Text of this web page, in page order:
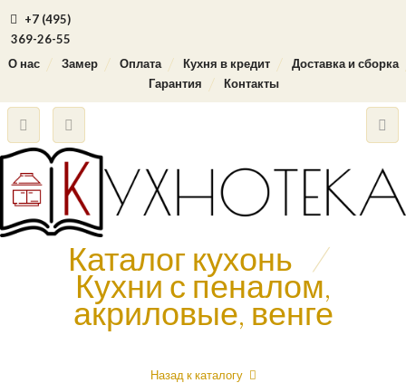
+7 (495)
369-26-55
О нас
Замер Оплата Кухня в кредит
Доставка и сборка
Гарантия
Контакты
Каталог кухонь /
Кухни с пеналом,
акриловые, венге
Назад к каталогу